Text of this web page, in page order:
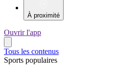
À proximité
Ouvrir l'app
Tous les contenus
Sports populaires